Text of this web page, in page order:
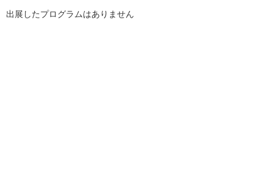
出展したプログラムはありません